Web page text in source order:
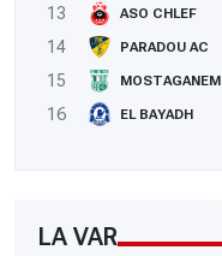
13
ASO CHLEF
14
PARADOU AC
15
MOSTAGANEM
16
EL BAYADH
LA VAR